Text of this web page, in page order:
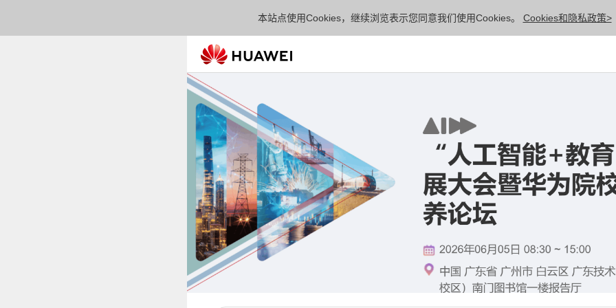
本站点使用Cookies，继续浏览表示您同意我们使用Cookies。 Cookies和隐私政策>